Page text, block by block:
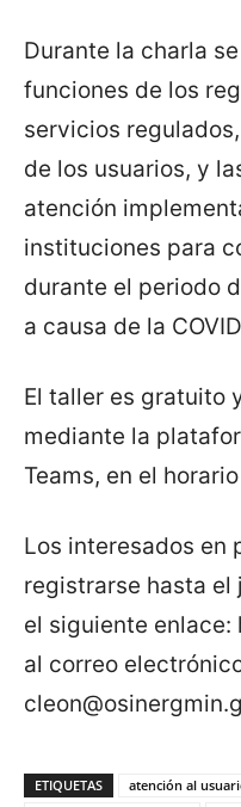
Durante la charla
funciones de los
servicios
de los usuarios, y
atención
instituciones para
durante el periodo
a causa de la
El taller es gratuito
mediante la
Teams, en el
Los interesados en
registrarse hasta el
el siguiente
al correo
ETIQUETAS atención al